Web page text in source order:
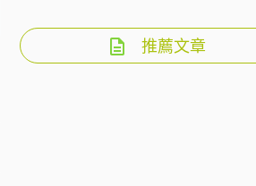
推薦文章